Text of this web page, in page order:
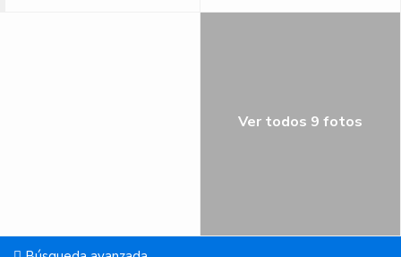
Ver todos 9 fotos